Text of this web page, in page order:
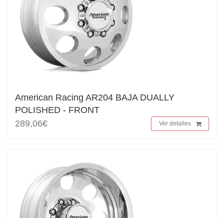
American Racing AR204 BAJA DUALLY
POLISHED - FRONT
289,06€
Ver detalles